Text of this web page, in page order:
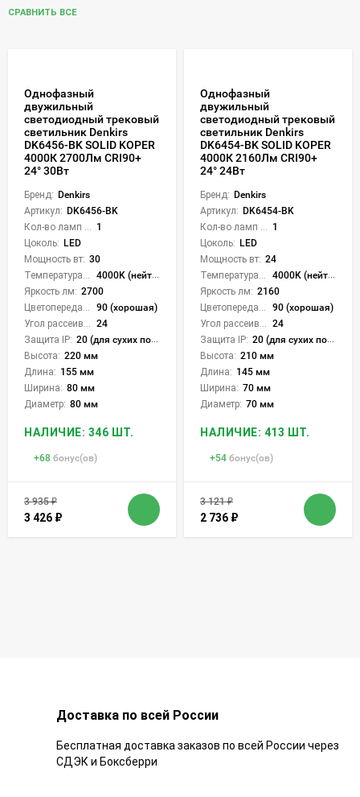
СРАВНИТЬ ВСЕ
Однофазный
двужильный
светодиодный трековый
светильник Denkirs
DK6456-BK SOLID KOPER
4000К 2700Лм CRI90+
24° 30Вт
Бренд: Denkirs
Артикул: DK6456-BK
1
Цоколь: LED
Мощность вт: 30
4000K (нейтральный)
Яркость лм: 2700
90 (хорошая)
24
Защита IP: 20 (для сухих пом.)
Высота: 220 мм
Длина: 155 мм
Ширина: 80 мм
Диаметр: 80 мм
НАЛИЧИЕ: 346 ШТ.
+68 бонус(ов)
3 935₽
3 426 ₽
Однофазный
двужильный
светодиодный трековый
светильник Denkirs
DK6454-BK SOLID KOPER
4000К 2160Лм CRI90+
24° 24Вт
Бренд: Denkirs
Артикул: DK6454-BK
1
Цоколь: LED
Мощность вт: 24
4000K (нейтральный)
Яркость лм: 2160
90 (хорошая)
24
Защита IP: 20 (для сухих пом.)
Высота: 210 мм
Длина: 145 мм
Ширина: 70 мм
Диаметр: 70 мм
НАЛИЧИЕ: 413 ШТ.
+54 бонус(ов)
3 121₽
2 736 ₽
Доставка по всей России
Бесплатная доставка заказов по всей России через
СДЭК и Боксберри